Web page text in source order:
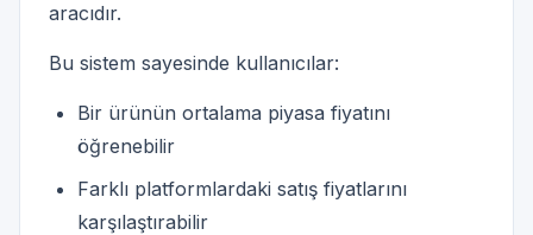
aracıdır.
Bu sistem sayesinde kullanıcılar:
Bir ürünün ortalama piyasa fiyatını
öğrenebilir
Farklı platformlardaki satış fiyatlarını
karşılaştırabilir